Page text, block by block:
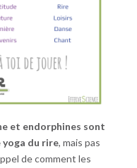
et endorphines sont
yoga du rire, mais pas
de comment les